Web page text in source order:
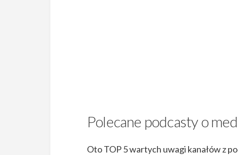
Polecane podcasty o
Oto TOP 5 wartych uwagi kanałów z